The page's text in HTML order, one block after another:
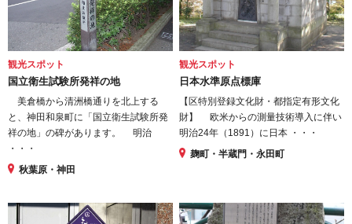
観光スポット
国立衛生試験所発祥の地
美倉橋から清洲橋通りを北上する
と、神田和泉町に「国立衛生試験所発
祥の地」の碑があります。 明治
・・・
秋葉原・神田
観光スポット
日本水準原点標庫
【区特別登録文化財・都指定有形文化
財】 欧米からの測量技術導入に伴い
明治24年（1891）に日本 ・・・
麹町・半蔵門・永田町